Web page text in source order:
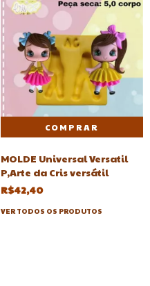
MOLDE Universal Versatil
P,Arte da Cris versátil
R$42,40
VER TODOS OS PRODUTOS